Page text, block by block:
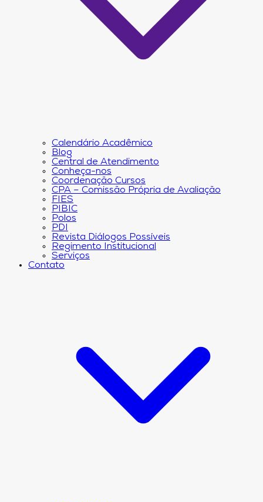
Calendário Acadêmico
Blog
Central de Atendimento
Conheça-nos
Coordenação Cursos
CPA – Comissão Própria de Avaliação
FIES
PIBIC
Polos
PDI
Revista Diálogos Possíveis
Regimento Institucional
Serviços
Contato